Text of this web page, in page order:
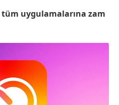
uygulamalarına zam